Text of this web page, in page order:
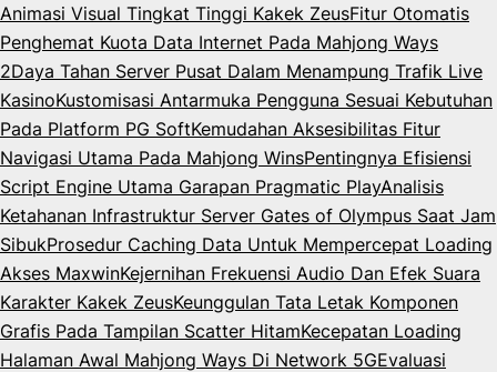
Animasi Visual Tingkat Tinggi Kakek ZeusFitur Otomatis
Penghemat Kuota Data Internet Pada Mahjong Ways
2Daya Tahan Server Pusat Dalam Menampung Trafik Live
KasinoKustomisasi Antarmuka Pengguna Sesuai Kebutuhan
Pada Platform PG SoftKemudahan Aksesibilitas Fitur
Navigasi Utama Pada Mahjong WinsPentingnya Efisiensi
Script Engine Utama Garapan Pragmatic PlayAnalisis
Ketahanan Infrastruktur Server Gates of Olympus Saat Jam
SibukProsedur Caching Data Untuk Mempercepat Loading
Akses MaxwinKejernihan Frekuensi Audio Dan Efek Suara
Karakter Kakek ZeusKeunggulan Tata Letak Komponen
Grafis Pada Tampilan Scatter HitamKecepatan Loading
Halaman Awal Mahjong Ways Di Network 5GEvaluasi